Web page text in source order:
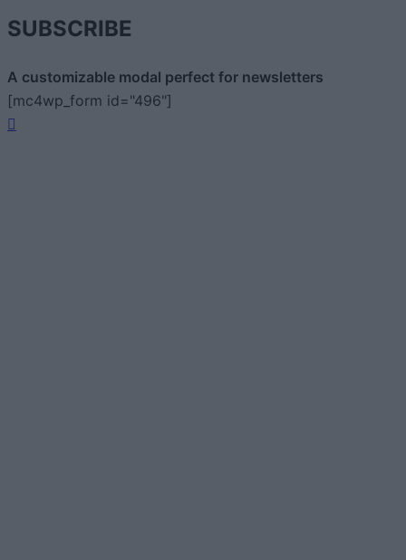
SUBSCRIBE
A customizable modal perfect for newsletters
[mc4wp_form id="496"]